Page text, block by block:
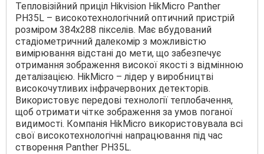
Тепловізійний приціл Hikvision HikMicro Panther
PH35L – високотехнологічний оптичний пристрій
розміром 384x288 пікселів. Має вбудований
стадіометричний далекомір з можливістю
вимірювання відстані до мети, що забезпечує
отримання зображення високої якості з відмінною
деталізацією. HikMicro – лідер у виробництві
високочутливих інфрачервоних детекторів.
Використовує передові технології теплобачення,
щоб отримати чітке зображення за умов поганої
видимості. Компанія HikMicro використовувала всі
свої високотехнологічні напрацювання під час
створення Panther PH35L.